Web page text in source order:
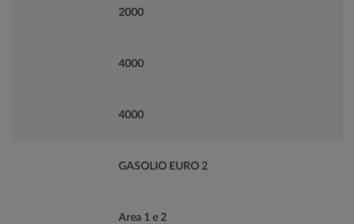
2000
4000
4000
GASOLIO EURO 2
Area 1 e 2